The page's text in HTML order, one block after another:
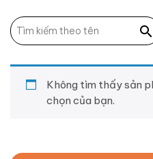
Không tìm thấy sản
chọn của bạn.